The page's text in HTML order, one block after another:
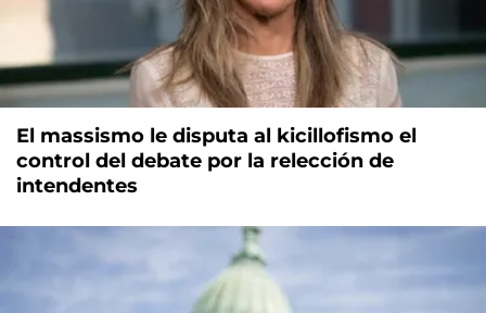
El massismo le disputa al kicillofismo el
control del debate por la relección de
intendentes